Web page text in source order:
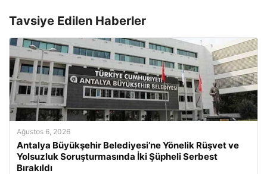
Tavsiye Edilen Haberler
Ağustos 6, 2026
Antalya Büyükşehir Belediyesi’ne Yönelik Rüşvet ve
Yolsuzluk Soruşturmasında İki Şüpheli Serbest
Bırakıldı